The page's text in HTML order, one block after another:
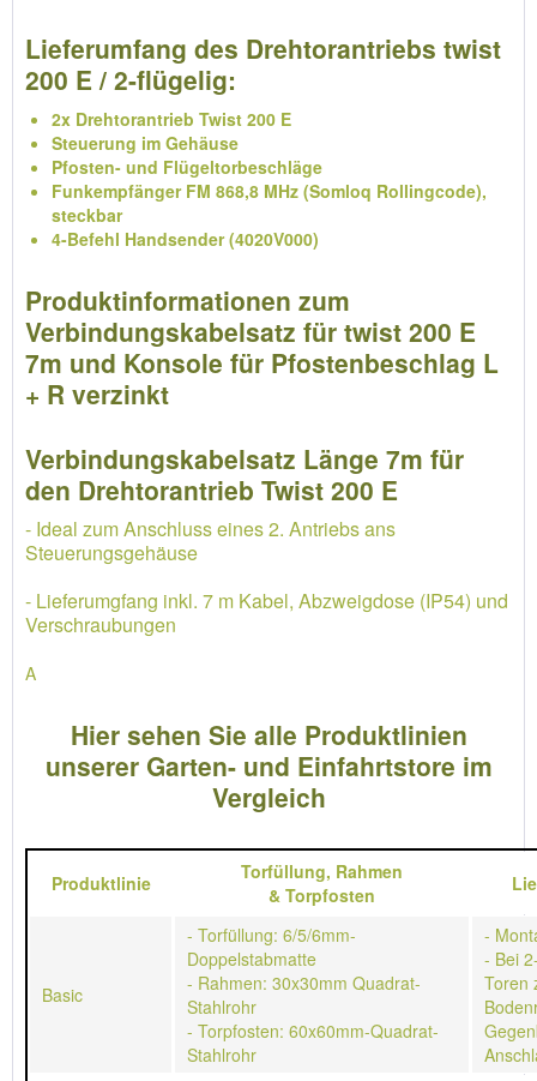
Lieferumfang des Drehtorantriebs twist
200 E / 2-flügelig:
2x Drehtorantrieb Twist 200 E
Steuerung im Gehäuse
Pfosten- und Flügeltorbeschläge
Funkempfänger FM 868,8 MHz (Somloq Rollingcode),
steckbar
4-Befehl Handsender (4020V000)
Produktinformationen zum
Verbindungskabelsatz für twist 200 E
7m und Konsole für Pfostenbeschlag L
+ R verzinkt
Verbindungskabelsatz Länge 7m für
den Drehtorantrieb Twist 200 E
- Ideal zum Anschluss eines 2. Antriebs ans
Steuerungsgehäuse
- Lieferumgfang inkl. 7 m Kabel, Abzweigdose (IP54) und
Verschraubungen
A
Hier sehen Sie alle Produktlinien
unserer Garten- und Einfahrtstore im
Vergleich
Produktlinie Torfüllung, Rahmen
& Torpfosten
Basic
- Torfüllung: 6/5/6mm-
Doppelstabmatte
- Rahmen: 30x30mm Quadrat-
Stahlrohr
- Torpfosten: 60x60mm-Quadrat-
Stahlrohr
-
- Bei
Toren